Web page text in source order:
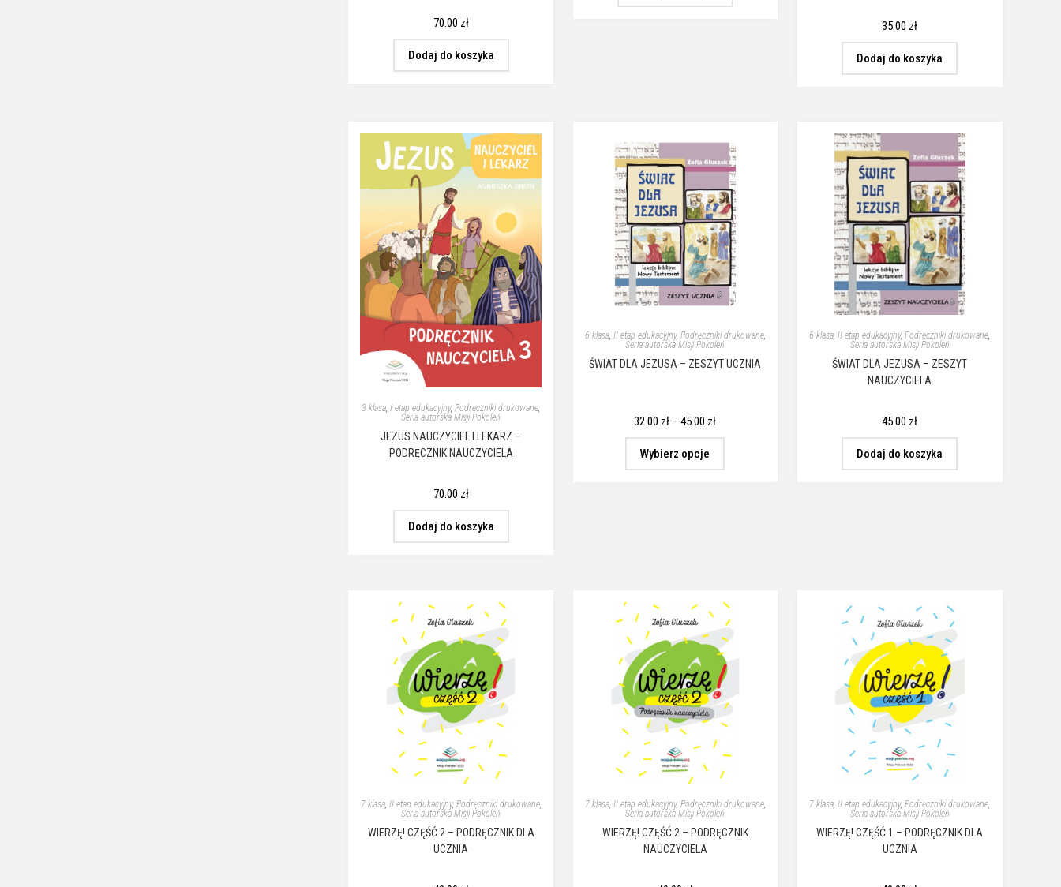
70.00 zł
Dodaj do koszyka
35.00 zł
Dodaj do koszyka
3 klasa,I etap edukacyjny,Podręczniki drukowane,
Seria autorska Misji Pokoleń
JEZUS NAUCZYCIEL I LEKARZ –
PODRĘCZNIK NAUCZYCIELA
70.00 zł
Dodaj do koszyka
6 klasa, II etap edukacyjny, Podręczniki drukowane,
Seria autorska Misji Pokoleń
ŚWIAT DLA JEZUSA – ZESZYT UCZNIA
32.00 zł – 45.00 zł
Wybierz opcje
6 klasa,II etap edukacyjny,Podręczniki drukowane,
Seria autorska Misji Pokoleń
ŚWIAT DLA JEZUSA – ZESZYT
NAUCZYCIELA
45.00 zł
Dodaj do koszyka
7 klasa, II etap edukacyjny, Podręczniki drukowane,
Seria autorska Misji Pokoleń
WIERZĘ! CZĘŚĆ 2 – PODRĘCZNIK DLA
UCZNIA
7 klasa, II etap edukacyjny, Podręczniki drukowane,
Seria autorska Misji Pokoleń
WIERZĘ! CZĘŚĆ 2 – PODRĘCZNIK
NAUCZYCIELA
7 klasa ,II etap edukacyjny,Podręczniki drukowane
Seria autorska Misji Pokoleń
WIERZĘ! CZĘŚĆ 1 – PODRĘCZNIK DLA
UCZNIA